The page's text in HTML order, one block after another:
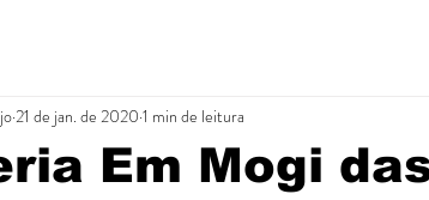
Em Mogi
21 de jan. de 2020 1 min de leitura